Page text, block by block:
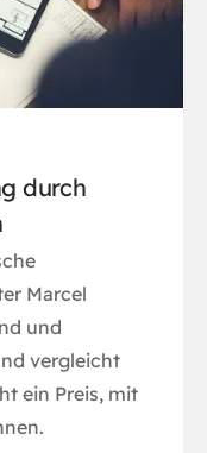
durch
Marcel
und
vergleicht
ein Preis, mit